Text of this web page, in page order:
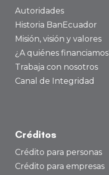
Autoridades
Historia BanEcuador
Misión, visión y valores
¿A quiénes
Trabaja con nosotros
Canal de Integridad
Créditos
Crédito para personas
Crédito para empresas